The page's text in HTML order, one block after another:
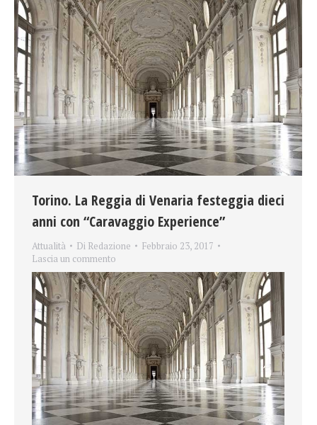
Torino. La Reggia di Venaria festeggia dieci
anni con “Caravaggio Experience”
Attualità Di Redazione
Febbraio 23, 2017
Lascia un commento